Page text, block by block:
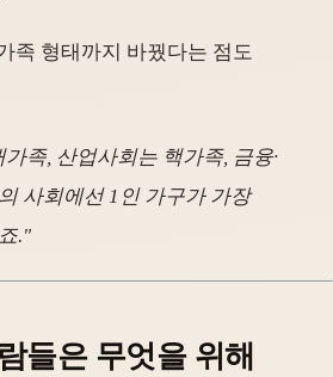
족 형태까지 바꿨다는 점도
족, 산업사회는 핵가족, 금융·
사회에선 1인 가구가 가장
."
들은 무엇을 위해